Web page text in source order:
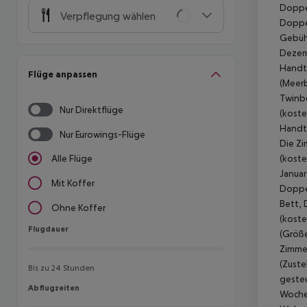
Verpflegung wählen
Flüge anpassen
Nur Direktflüge
Nur Eurowings-Flüge
Alle Flüge
Mit Koffer
Ohne Koffer
Flugdauer
Flugdauer
Bis zu 24 Stunden
Abflugzeiten
Abflugzeiten
Die
Bett,